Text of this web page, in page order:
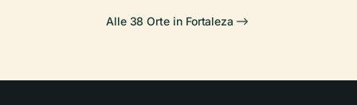
Alle 38 Orte in Fortaleza